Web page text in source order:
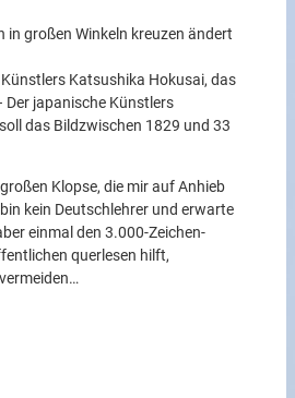
in großen Winkeln kreuzen ändert
Katsushika Hokusai, das
japanische Künstlers
das Bildzwischen 1829 und 33
Klopse, die mir auf Anhieb
kein Deutschlehrer und erwarte
einmal den 3.000-Zeichen-
querlesen hilft,